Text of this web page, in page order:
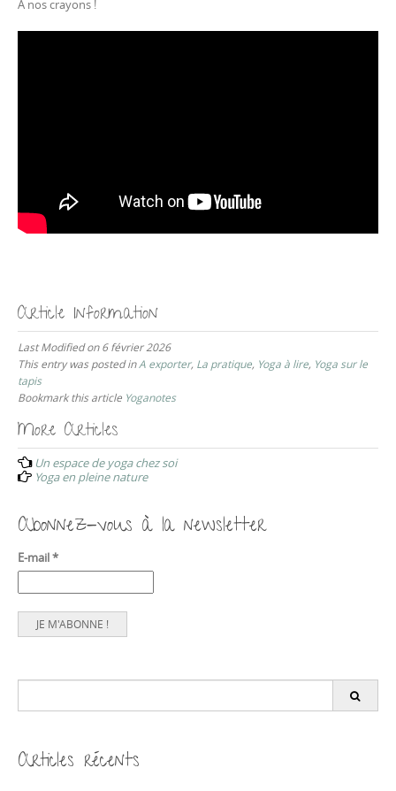
A nos crayons !
Article Information
Last Modified on 6 février 2026
This entry was posted inA exporter, La pratique, Yoga à lire, Yoga sur le
tapis
Bookmark this article Yoganotes
P
o
t
n
a
v
i
g
a
t
i
o
n
More Articles
Un espace de yoga chez soi
Yoga en pleine nature
Abonnez-vous à la newsletter
E-mail*
cArticles récents